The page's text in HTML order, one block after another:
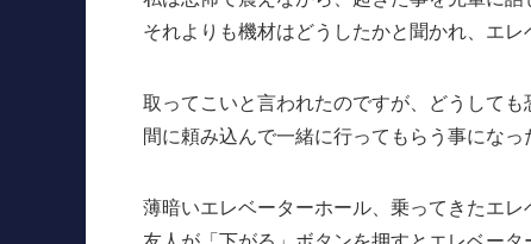
それよりも機材はどうしたかと聞かれ、エ
取ってこいと言われたのですが、どうして
間に頼み込んで一緒に行ってもらう事になっ
薄暗いエレベーターホール、乗ってきたエレ